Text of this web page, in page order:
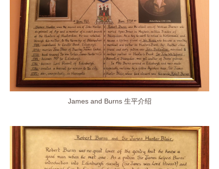
James and Burns 生平介绍